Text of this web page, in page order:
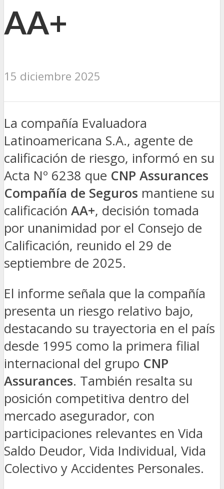
AA+
15 diciembre 2025
La compañía Evaluadora
Latinoamericana S.A., agente de
calificación de riesgo, informó en su
Acta Nº 6238 que CNP Assurances
Compañía de Seguros mantiene su
calificación AA+, decisión tomada
por unanimidad por el Consejo de
Calificación, reunido el 29 de
septiembre de 2025.
El informe señala que la compañía
presenta un riesgo relativo bajo,
destacando su trayectoria en el país
desde 1995 como la primera filial
internacional del grupo CNP
Assurances. También resalta su
posición competitiva dentro del
mercado asegurador, con
participaciones relevantes en Vida
Saldo Deudor, Vida Individual, Vida
Colectivo y Accidentes Personales.